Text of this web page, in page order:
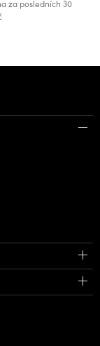
za posledních 30